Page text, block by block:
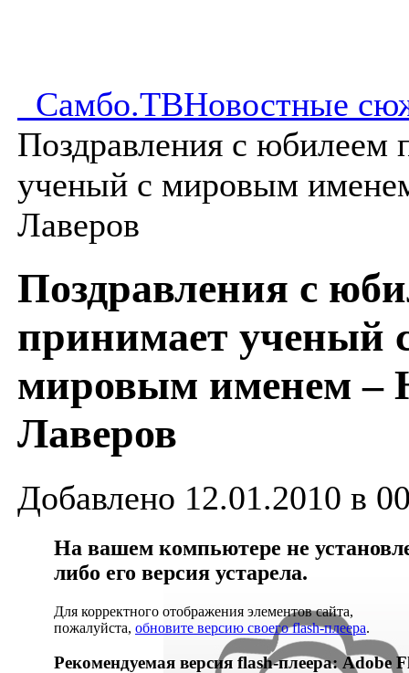
Самбо.ТВНовостные
Поздравления с юбилеем
ученый с мировым
Лаверов
Поздравления с
принимает ученый
мировым именем –
Лаверов
Добавлено 12.01.2010 в
На вашем компьютере не
либо его версия устарела.
Для корректного отображения элементов сайта,
пожалуйста, обновите версию своего flash-плеера.
Рекомендуемая версия flash-плеера: Adobe